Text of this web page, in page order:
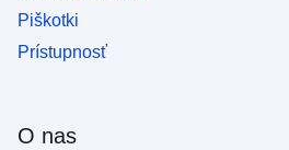
Piškotki
Prístupnosť
O nas